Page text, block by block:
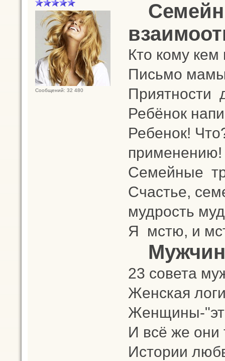
Сообщений: 32 480
Кто кому кем
Письмо
Приятности
Ребёнок
Ребенок!
применению!
Семейные
Счастье,
мудрость
Я мстю, и
23 совета
Женская
Женщины-
И всё же они
Истории